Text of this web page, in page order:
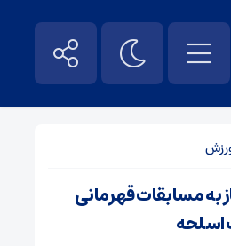
به مسابقات قهرمانی
اسلحه